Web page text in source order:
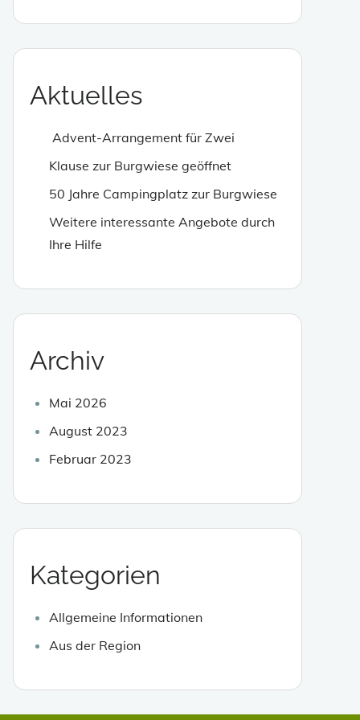
Aktuelles
Advent-Arrangement für Zwei
Klause zur Burgwiese geöffnet
50 Jahre Campingplatz zur Burgwiese
Weitere interessante Angebote durch
Ihre Hilfe
Archiv
Mai 2026
August 2023
Februar 2023
Kategorien
Allgemeine Informationen
Aus der Region